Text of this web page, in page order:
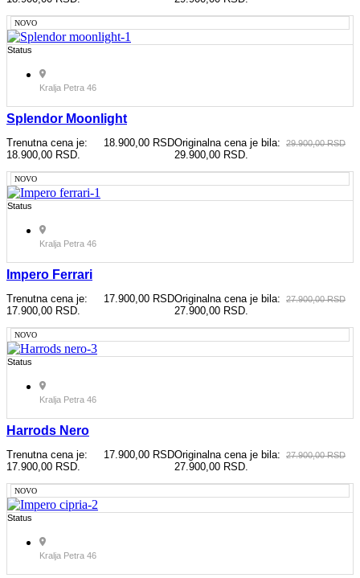
NOVO
Status
Kralja Petra 46
Splendor Moonlight
29.900,00RSD
Originalna cena je bila:
29.900,00 RSD.
18.900,00 RSD
Trenutna cena je:
18.900,00 RSD.
NOVO
Status
Kralja Petra 46
Impero Ferrari
27.900,00RSD
Originalna cena je bila:
27.900,00 RSD.
17.900,00 RSD
Trenutna cena je:
17.900,00 RSD.
NOVO
Status
Kralja Petra 46
Harrods Nero
27.900,00RSD
Originalna cena je bila:
27.900,00 RSD.
17.900,00 RSD
Trenutna cena je:
17.900,00 RSD.
NOVO
Status
Kralja Petra 46